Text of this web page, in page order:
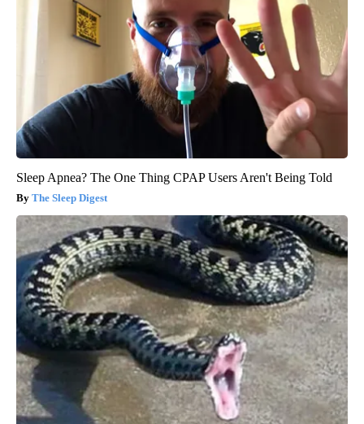
Sleep Apnea? The One Thing CPAP Users Aren't Being Told
The Sleep Digest